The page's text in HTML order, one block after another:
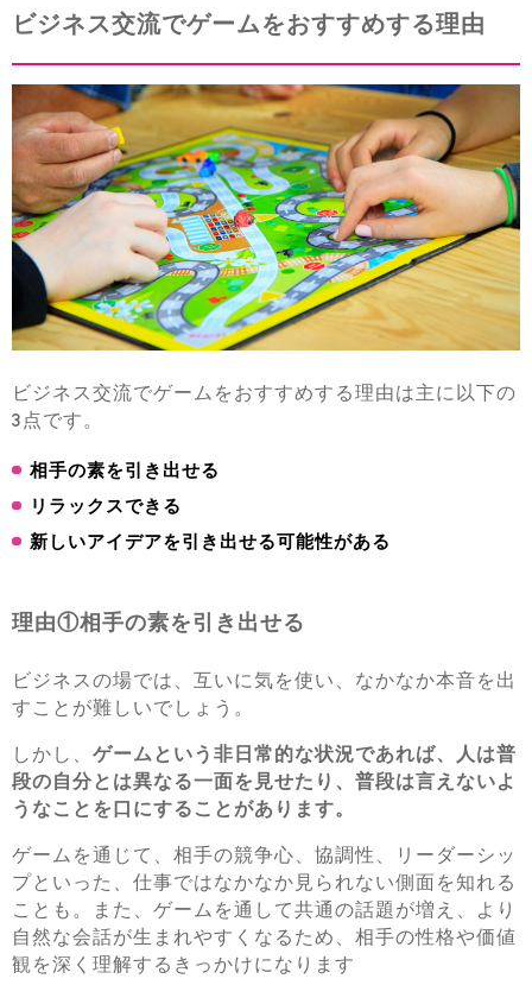
ビジネス交流でゲームをおすすめする理由
ビジネス交流でゲームをおすすめする理由は主に以下の
3点です。
相手の素を引き出せる
リラックスできる
新しいアイデアを引き出せる可能性がある
理由①相手の素を引き出せる
ビジネスの場では、互いに気を使い、なかなか本音を出
すことが難しいでしょう。
しかし、 ゲームという非日常的な状況であれば、人は普
段の自分とは異なる一面を見せたり、普段は言えないよ
うなことを口にすることがあります。
ゲームを通じて、相手の競争心、協調性、リーダーシッ
プといった、仕事ではなかなか見られない側面を知れる
ことも。また、ゲームを通して共通の話題が増え、より
自然な会話が生まれやすくなるため、相手の性格や価値
観を深く理解するきっかけになります